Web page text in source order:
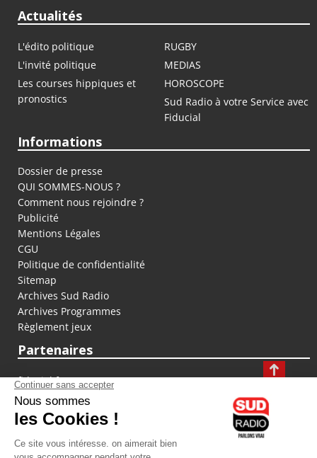
Actualités
L'édito politique
RUGBY
L'invité politique
MEDIAS
Les courses hippiques et
pronostics
HOROSCOPE
Sud Radio à votre Service avec
Fiducial
Informations
Dossier de presse
QUI SOMMES-NOUS ?
Comment nous rejoindre ?
Publicité
Mentions Légales
CGU
Politique de confidentialité
Sitemap
Archives Sud Radio
Archives Programmes
Règlement jeux
Partenaires
fiducial.fr
lyoncapitale.fr
olympique-et-lyonnais.com
L'application Iphone / Android